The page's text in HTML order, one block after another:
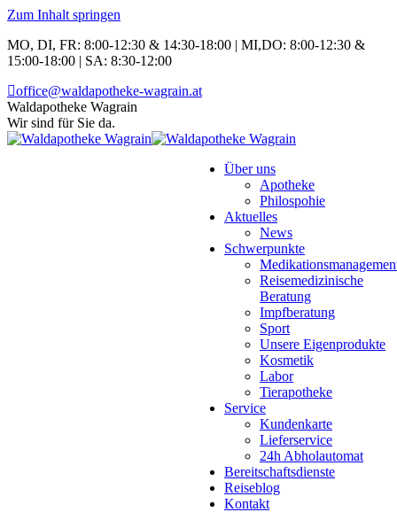
Zum Inhalt springen
MO, DI, FR: 8:00-12:30 & 14:30-18:00 | MI,DO: 8:00-12:30 &
15:00-18:00 | SA: 8:30-12:00
office@waldapotheke-wagrain.at
Waldapotheke Wagrain
Wir sind für Sie da.
Über uns
Apotheke
Philospohie
Aktuelles
News
Schwerpunkte
Reisemedizinische
Beratung
Impfberatung
Sport
Unsere Eigenprodukte
Kosmetik
Labor
Tierapotheke
Service
Kundenkarte
Lieferservice
24h Abholautomat
Bereitschaftsdienste
Reiseblog
Kontakt